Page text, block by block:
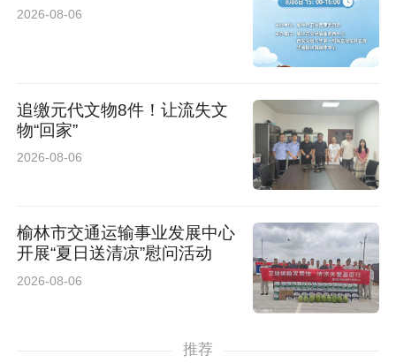
2026-08-06
追缴元代文物8件！让流失文
物“回家”
2026-08-06
榆林市交通运输事业发展中心
开展“夏日送清凉”慰问活动
2026-08-06
推荐